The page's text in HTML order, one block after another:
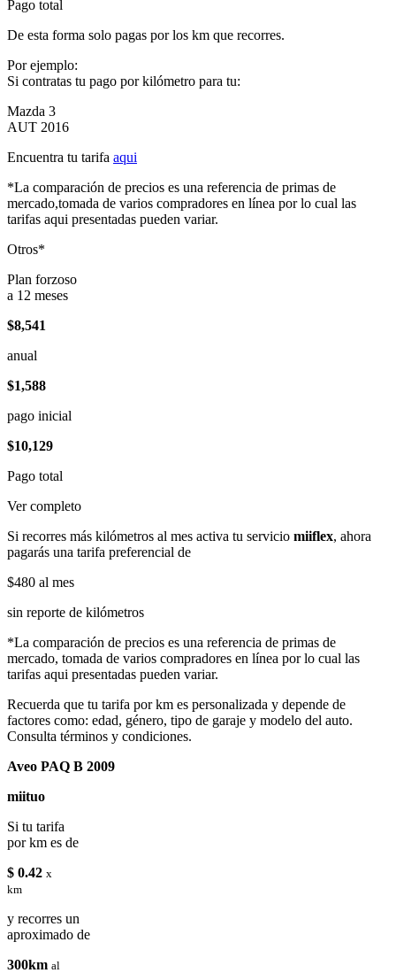
Pago total
De esta forma solo pagas por los km que recorres.
Por ejemplo:
Si contratas tu pago por kilómetro para tu:
Mazda 3
AUT 2016
Encuentra tu tarifa aqui
*La comparación de precios es una referencia de primas de
mercado,tomada de varios compradores en línea por lo cual las
tarifas aqui presentadas pueden variar.
Otros*
Plan forzoso
a 12 meses
$8,541
anual
$1,588
pago inicial
$10,129
Pago total
Ver completo
Si recorres más kilómetros al mes activa tu servicio miiflex, ahora
pagarás una tarifa preferencial de
$480 al mes
sin reporte de kilómetros
*La comparación de precios es una referencia de primas de
mercado, tomada de varios compradores en línea por lo cual las
tarifas aqui presentadas pueden variar.
Recuerda que tu tarifa por km es personalizada y depende de
factores como: edad, género, tipo de garaje y modelo del auto.
Consulta términos y condiciones.
Aveo PAQ B 2009
miituo
Si tu tarifa
por km es de
$ 0.42 x
km
y recorres un
aproximado de
300km al